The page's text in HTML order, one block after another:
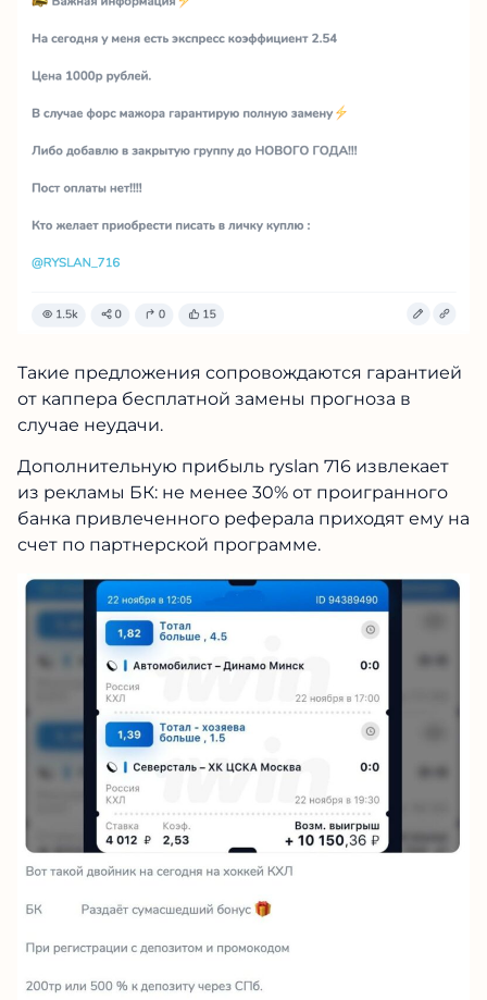
Такие предложения сопровождаются
прогноза в случае неудачи.
Дополнительную прибыль ryslan 716 извлекает
из рекламы БК: не менее 30% от проигранного
банка привлеченного реферала приходят ему
на счет по партнерской программе.
ЛУЧШИМИ!
90%+
проход
прогнозов
+247%
к банку за
LIVE
ставки
Проверено на:
ПЕРЕЙТИ В КАНАЛ